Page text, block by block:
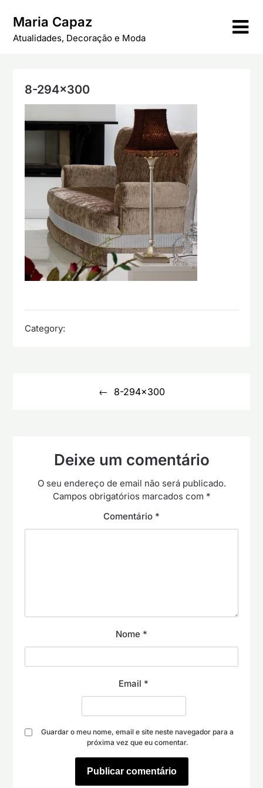
content
Maria Capaz
Atualidades, Decoração e Moda
8-294×300
Category:
8-294×300
Deixe um comentário
O seu endereço de email não será publicado.
Campos obrigatórios marcados com *
Comentário *
Nome *
Email *
Guardar o meu nome, email e site neste navegador para a
próxima vez que eu comentar.